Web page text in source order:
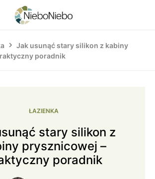
Jak usunąć stary silikon z kabiny
poradnik
ŁAZIENKA
stary silikon z
prysznicowej –
poradnik